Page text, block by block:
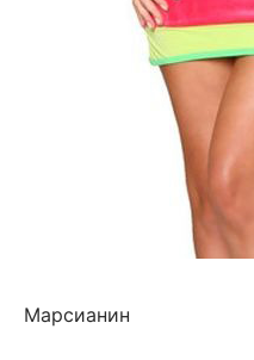
Марсианин